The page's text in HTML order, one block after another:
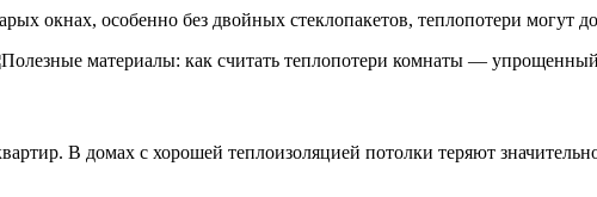
окнах, особенно без двойных стеклопакетов, теплопотери могут
В домах с хорошей теплоизоляцией потолки теряют